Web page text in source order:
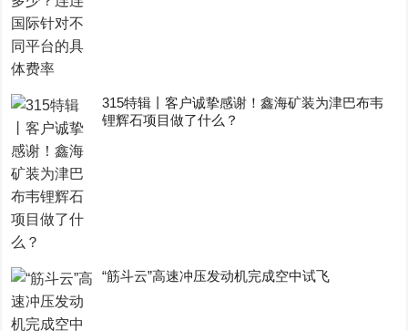
315特辑丨客户诚挚感谢！鑫海矿装为津巴布韦
锂辉石项目做了什么？
“筋斗云”高速冲压发动机完成空中试飞